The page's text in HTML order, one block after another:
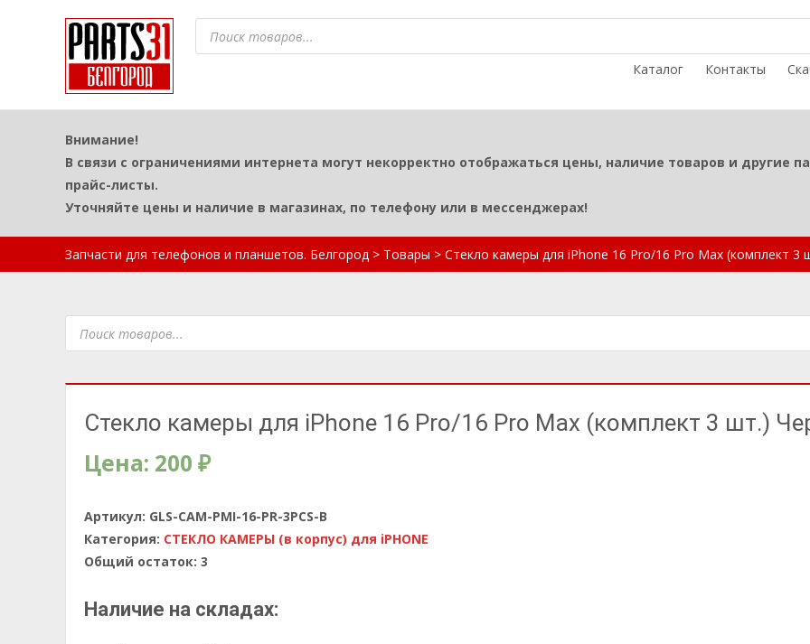
Поиск
товаров
Каталог
Контакты
Внимание!
В связи с ограничениями интернета могут некорректно отображаться цены, наличие товаров и другие
прайс-листы.
Уточняйте цены и наличие в магазинах, по телефону или в мессенджерах!
Запчасти для телефонов и планшетов. Белгород > Товары > Стекло камеры для iPhone 16 Pro/16 Pro Max (комплект 3
Поиск
товаров
Стекло камеры для iPhone 16 Pro/16 Pro Max (комплект 3 шт.)
Цена: 200 ₽
Артикул: GLS-CAM-PMI-16-PR-3PCS-B
Категория: СТЕКЛО КАМЕРЫ (в корпус) для iPHONE
Общий остаток: 3
Наличие на складах: